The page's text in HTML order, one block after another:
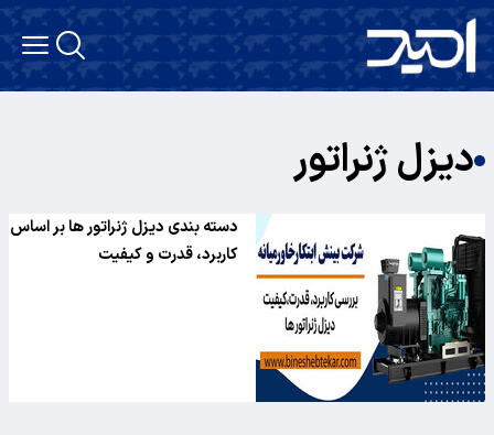
دیزل ژنراتور
دسته بندی دیزل ژنراتور ها بر اساس
کاربرد، قدرت و کیفیت